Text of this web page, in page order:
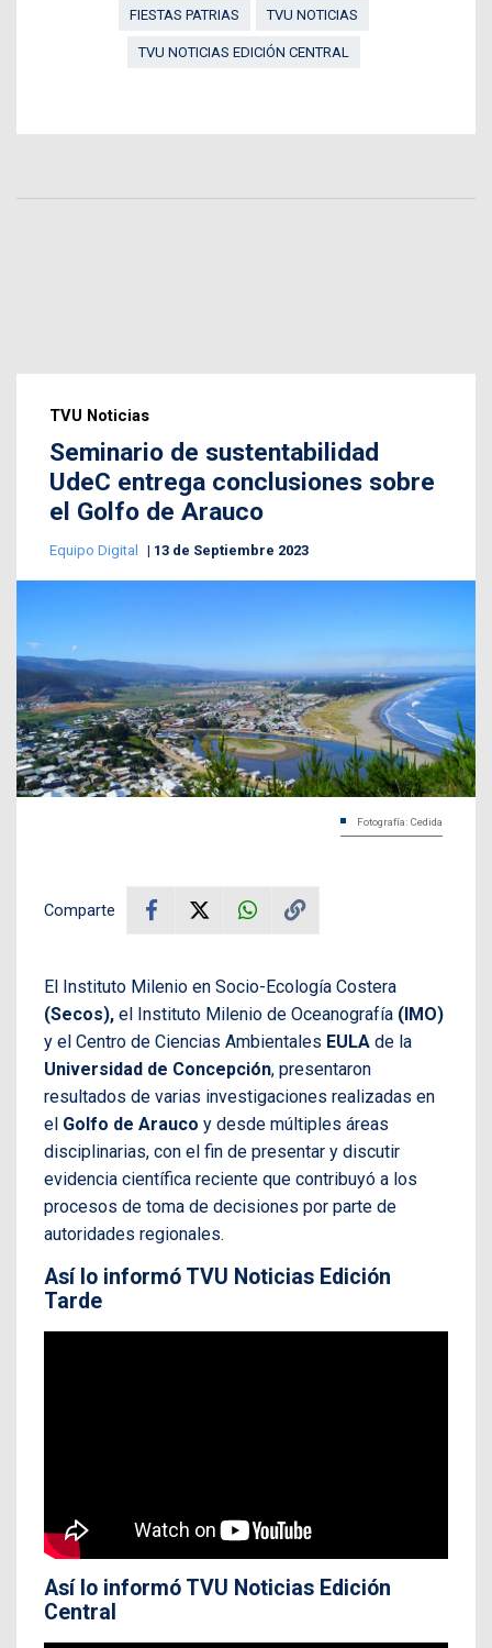
FIESTAS PATRIAS
TVU NOTICIAS
TVU NOTICIAS EDICIÓN CENTRAL
TVU Noticias
Seminario de sustentabilidad
UdeC entrega conclusiones sobre
el Golfo de Arauco
Equipo Digital 13 de Septiembre 2023
Fotografía: Cedida
Comparte
El Instituto Milenio en Socio-Ecología Costera
(Secos), el Instituto Milenio de Oceanografía (IMO)
y el Centro de Ciencias Ambientales EULA de la
Universidad de Concepción, presentaron
resultados de varias investigaciones realizadas en
el Golfo de Arauco y desde múltiples áreas
disciplinarias, con el fin de presentar y discutir
evidencia científica reciente que contribuyó a los
procesos de toma de decisiones por parte de
autoridades regionales.
Así lo informó TVU Noticias Edición
Tarde
Así lo informó TVU Noticias Edición
Central